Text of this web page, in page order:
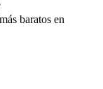
baratos en